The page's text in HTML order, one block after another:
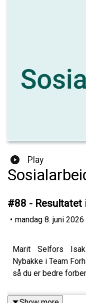
Play
#88 - Resultatet
• mandag 8. juni 2026
Marit Selfors
Nybakke i Team
så du er bedre